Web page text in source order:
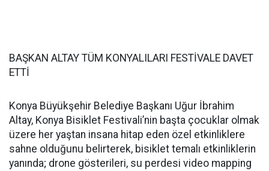
BAŞKAN ALTAY TÜM KONYALILARI FESTİVALE DAVET
ETTİ
Konya Büyükşehir Belediye Başkanı Uğur İbrahim
Altay, Konya Bisiklet Festivali’nin başta çocuklar olmak
üzere her yaştan insana hitap eden özel etkinliklere
sahne olduğunu belirterek, bisiklet temalı etkinliklerin
yanında; drone gösterileri, su perdesi video mapping